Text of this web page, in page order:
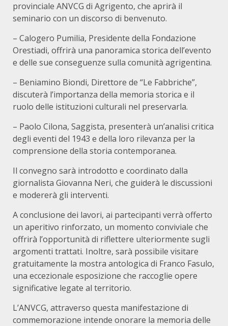
provinciale ANVCG di Agrigento, che aprirà il
seminario con un discorso di benvenuto.
– Calogero Pumilia, Presidente della Fondazione
Orestiadi, offrirà una panoramica storica dell’evento
e delle sue conseguenze sulla comunità agrigentina.
– Beniamino Biondi, Direttore de “Le Fabbriche”,
discuterà l’importanza della memoria storica e il
ruolo delle istituzioni culturali nel preservarla.
– Paolo Cilona, Saggista, presenterà un’analisi critica
degli eventi del 1943 e della loro rilevanza per la
comprensione della storia contemporanea.
Il convegno sarà introdotto e coordinato dalla
giornalista Giovanna Neri, che guiderà le discussioni
e modererà gli interventi.
A conclusione dei lavori, ai partecipanti verrà offerto
un aperitivo rinforzato, un momento conviviale che
offrirà l’opportunità di riflettere ulteriormente sugli
argomenti trattati. Inoltre, sarà possibile visitare
gratuitamente la mostra antologica di Franco Fasulo,
una eccezionale esposizione che raccoglie opere
significative legate al territorio.
L’ANVCG, attraverso questa manifestazione di
commemorazione intende onorare la memoria delle